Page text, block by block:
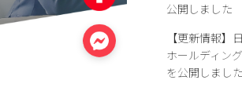
公開しました
【更新情報】
ホールディン
を公開しました